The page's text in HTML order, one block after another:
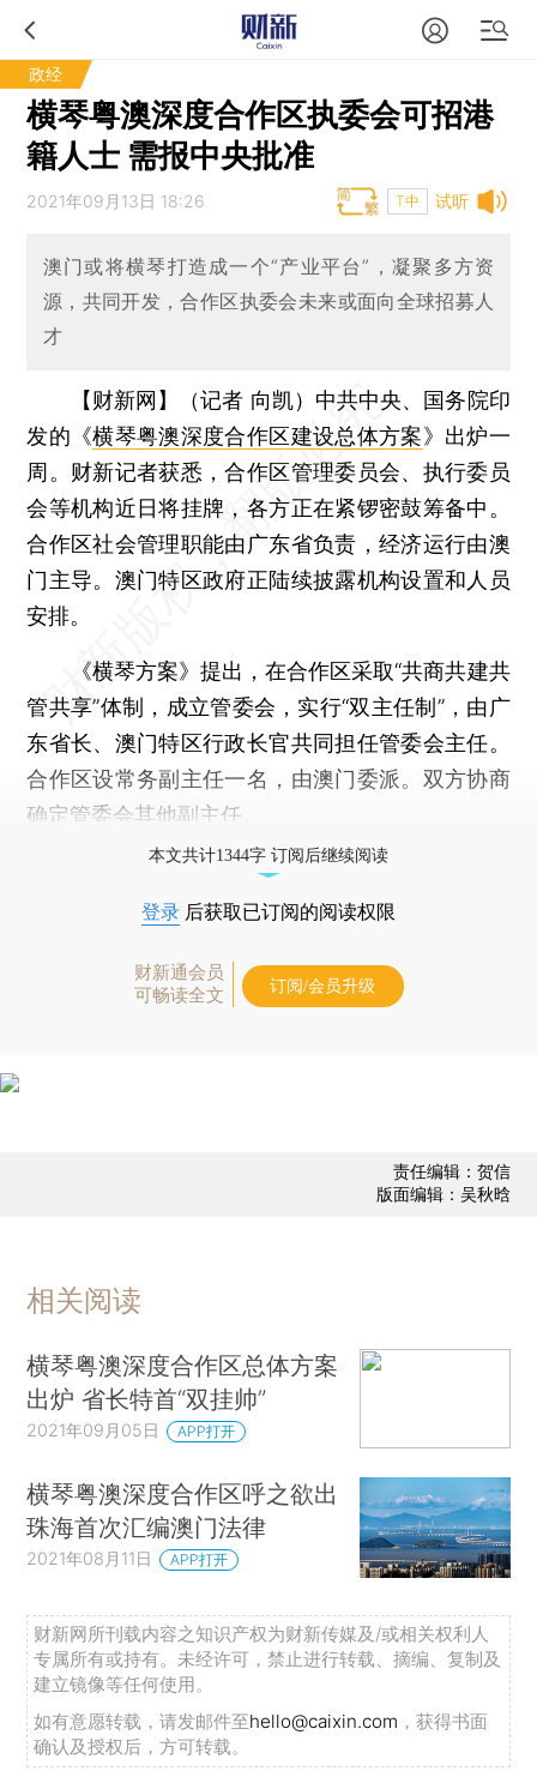
政经
横琴粤澳深度合作区执委会可招港
籍人士 需报中央批准
试听
2021年09月13日 18:26 T中
澳门或将横琴打造成一个“产业平台”，凝聚多方资
源，共同开发，合作区执委会未来或面向全球招募人
才
【财新网】（记者 向凯） 中共中央、国务院印
发的《横琴粤澳深度合作区建设总体方案》出炉一
周。财新记者获悉，合作区管理委员会、执行委员
会等机构近日将挂牌，各方正在紧锣密鼓筹备中。
合作区社会管理职能由广东省负责，经济运行由澳
门主导。澳门特区政府正陆续披露机构设置和人员
安排。
《横琴方案》提出，在合作区采取“共商共建共
管共享”体制，成立管委会，实行“双主任制”，由广
东省长、澳门特区行政长官共同担任管委会主任。
合作区设常务副主任一名，由澳门委派。双方协商
确定管委会其他副主任。
本文共计1344字 订阅后继续阅读
登录 后获取已订阅的阅读权限
财新通会员
可畅读全文
订阅/会员升级
责任编辑：贺信
版面编辑：吴秋晗
相关阅读
横琴粤澳深度合作区总体方案
出炉 省长特首“双挂帅”
2021年09月05日 APP打开
横琴粤澳深度合作区呼之欲出
珠海首次汇编澳门法律
2021年08月11日 APP打开
财新网所刊载内容之知识产权为财新传媒及/或相关权利人
专属所有或持有。未经许可，禁止进行转载、摘编、复制及
建立镜像等任何使用。
如有意愿转载，请发邮件至hello@caixin.com ，获得书面
确认及授权后，方可转载。